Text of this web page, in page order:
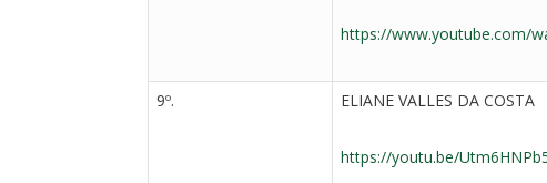
https://www.youtube.com/
9º. ELIANE VALLES DA COSTA
https://youtu.be/